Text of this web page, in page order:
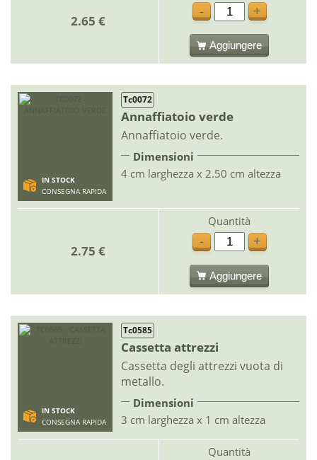
2.65 €
-
+
Aggiungere
IN STOCK
CONSEGNA RAPIDA
Tc0072
Annaffiatoio verde
Annaffiatoio verde.
Dimensioni
4 cm larghezza x 2.50 cm altezza
2.75 €
Quantità
-
+
Aggiungere
IN STOCK
CONSEGNA RAPIDA
Tc0585
Cassetta attrezzi
Cassetta degli attrezzi vuota di
metallo.
Dimensioni
3 cm larghezza x 1 cm altezza
Quantità